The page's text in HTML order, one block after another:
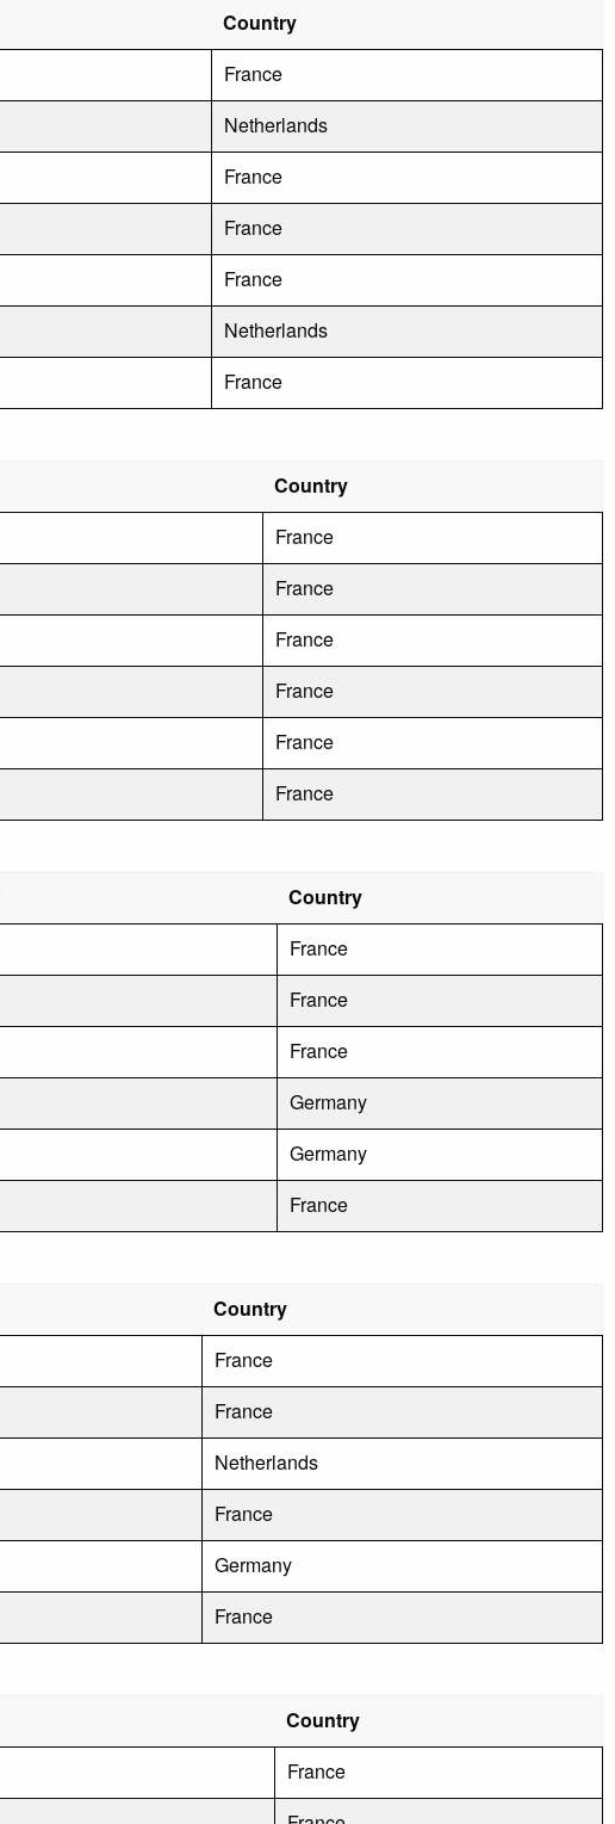
Country
France
Netherlands
France
France
France
Netherlands
France
Country
France
France
France
France
France
France
Country
France
France
France
Germany
Germany
France
Country
France
France
Netherlands
France
Germany
France
Country
France